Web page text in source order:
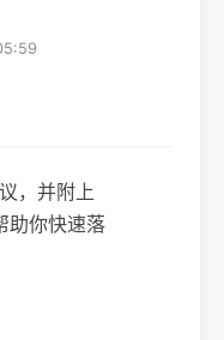
，并附上
助你快速落